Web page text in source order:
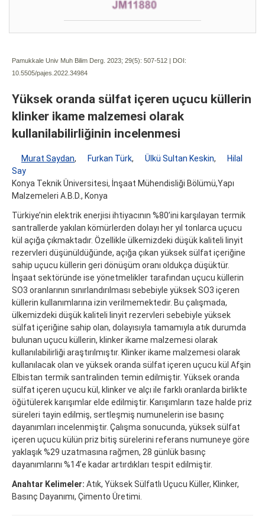
Pamukkale Univ Muh Bilim Derg. 2023; 29(5): 507-512 | DOI:
10.5505/pajes.2022.34984
Yüksek oranda sülfat içeren uçucu küllerin
klinker ikame malzemesi olarak
kullanilabilirliğinin incelenmesi
Murat Saydan, Furkan Türk, Ülkü Sultan Keskin,
Hilal
Say
Konya Teknik Üniversitesi, İnşaat Mühendisliği Bölümü,Yapı
Malzemeleri A.B.D., Konya
Türkiye’nin elektrik enerjisi ihtiyacının %80’ini karşılayan termik
santrallerde yakılan kömürlerden dolayı her yıl tonlarca uçucu
kül açığa çıkmaktadır. Özellikle ülkemizdeki düşük kaliteli linyit
rezervleri düşünüldüğünde, açığa çıkan yüksek sülfat içeriğine
sahip uçucu küllerin geri dönüşüm oranı oldukça düşüktür.
İnşaat sektöründe ise yönetmelikler tarafından uçucu küllerin
SO3 oranlarının sınırlandırılması sebebiyle yüksek SO3 içeren
küllerin kullanımlarına izin verilmemektedir. Bu çalışmada,
ülkemizdeki düşük kaliteli linyit rezervleri sebebiyle yüksek
sülfat içeriğine sahip olan, dolayısıyla tamamıyla atık durumda
bulunan uçucu küllerin, klinker ikame malzemesi olarak
kullanılabilirliği araştırılmıştır. Klinker ikame malzemesi olarak
kullanılacak olan ve yüksek oranda sülfat içeren uçucu kül Afşin
Elbistan termik santralinden temin edilmiştir. Yüksek oranda
sülfat içeren uçucu kül, klinker ve alçı ile farklı oranlarda birlikte
öğütülerek karışımlar elde edilmiştir. Karışımların taze halde priz
süreleri tayin edilmiş, sertleşmiş numunelerin ise basınç
dayanımları incelenmiştir. Çalışma sonucunda, yüksek sülfat
içeren uçucu külün priz bitiş sürelerini referans numuneye göre
yaklaşık %29 uzatmasına rağmen, 28 günlük basınç
dayanımlarını %14’e kadar artırdıkları tespit edilmiştir.
Anahtar Kelimeler: Atık, Yüksek Sülfatlı Uçucu Küller, Klinker,
Basınç Dayanımı, Çimento Üretimi.